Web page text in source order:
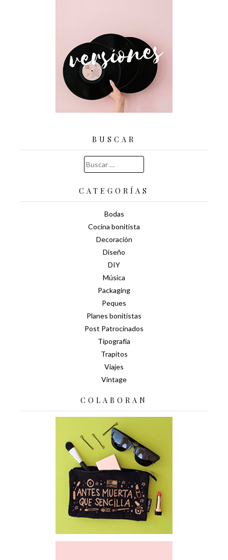
BUSCAR
Buscar:
CATEGORÍAS
Bodas
Cocina bonitista
Decoración
Diseño
DIY
Música
Packaging
Peques
Planes bonitistas
Post Patrocinados
Tipografía
Trapitos
Viajes
Vintage
COLABORAN